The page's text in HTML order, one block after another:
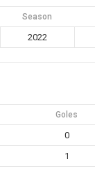
Season
2022
Goles
0
1